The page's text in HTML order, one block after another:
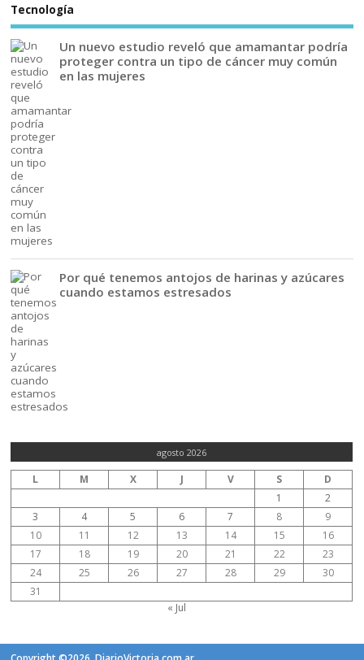
Tecnología
Un nuevo estudio reveló que amamantar podría
proteger contra un tipo de cáncer muy común
en las mujeres
Por qué tenemos antojos de harinas y azúcares
cuando estamos estresados
agosto 2026
L M X J V S
D
1
2
3
4 5 6 7 8
9
10
11 12 13 14 15
16
17
18 19 20 21 22
23
24
25 26 27 28 29
30
31
« Jul